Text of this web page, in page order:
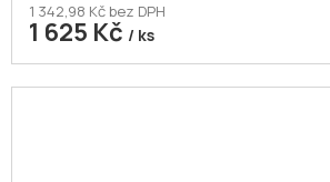
1 342,98 Kč bez DPH
1 625 Kč / ks